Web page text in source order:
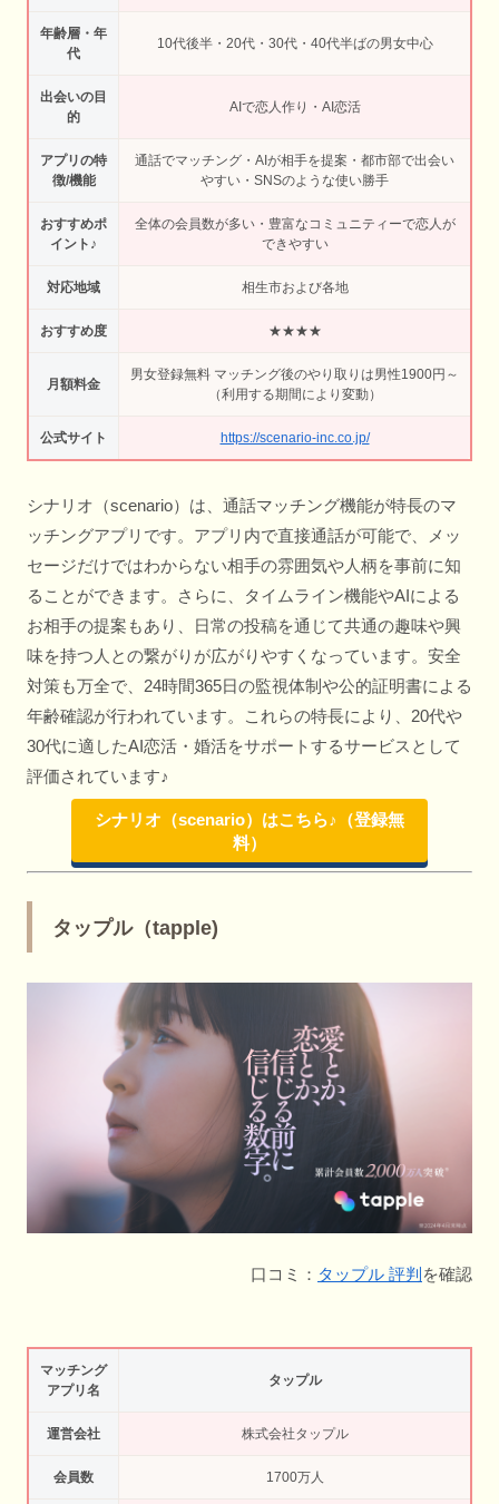
年齢層・年
代
10代後半・20代・30代・40代半ばの男女中心
出会いの目
的
AIで恋人作り・AI恋活
アプリの特
徴/機能
通話でマッチング・AIが相手を提案・都市部で出会い
やすい・SNSのような使い勝手
おすすめポ
イント♪
全体の会員数が多い・豊富なコミュニティーで恋人が
できやすい
対応地域 相生市および各地
おすすめ度 ★★★★
月額料金
男女登録無料 マッチング後のやり取りは男性1900円～
（利用する期間により変動）
公式サイト https://scenario-inc.co.jp/
シナリオ（scenario）は、通話マッチング機能が特長のマ
ッチングアプリです。アプリ内で直接通話が可能で、メッ
セージだけではわからない相手の雰囲気や人柄を事前に知
ることができます。さらに、タイムライン機能やAIによる
お相手の提案もあり、日常の投稿を通じて共通の趣味や興
味を持つ人との繋がりが広がりやすくなっています。安全
対策も万全で、24時間365日の監視体制や公的証明書による
年齢確認が行われています。これらの特長により、20代や
30代に適したAI恋活・婚活をサポートするサービスとして
評価されています♪
シナリオ（scenario）はこちら♪（登録無
料）
タップル（tapple)
口コミ： タップル 評判 を確認
マッチング
アプリ名
タップル
運営会社 株式会社タップル
会員数 1700万人